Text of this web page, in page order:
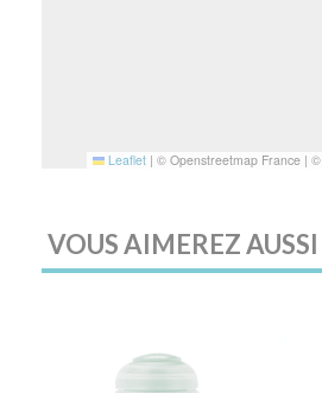
Leaflet | © Openstreetmap France | ©
VOUS AIMEREZ AUSSI